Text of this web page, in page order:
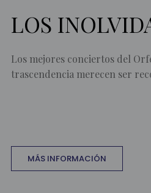
LOS
Los mejores conciertos del
trascendencia merecen ser
MÁS INFORMACIÓN